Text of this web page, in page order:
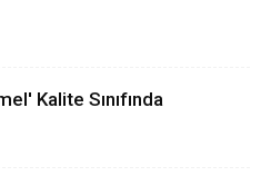
Kalite Sınıfında